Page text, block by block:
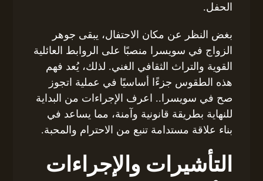
الحفل.
بغض النظر عن مكان الاحتفال، يبقى جوهر
الزواج في سويسرا منصبًا على الروابط العائلية
القوية والتراث الثقافي الغني. لذلك، يُعد فهم
هذه الطقوس جزءًا أساسيًا في عملية اتجوز
صح في سويسرا.. اعرف الإجراءات من البداية
للنهاية بطريقة قانونية وآمنة، مما يساعد في
بناء علاقة مستدامة تنبع من الاحترام والمحبة.
التأشيرات والإجراءات